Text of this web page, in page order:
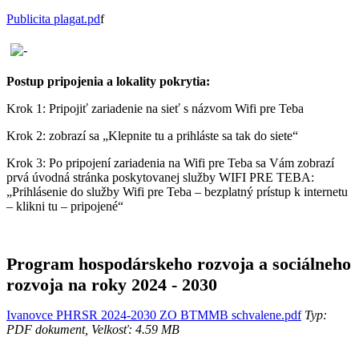
Publicita plagat.pdf
Postup pripojenia a lokality pokrytia:
Krok 1: Pripojiť zariadenie na sieť s názvom Wifi pre Teba
Krok 2: zobrazí sa „Klepnite tu a prihláste sa tak do siete“
Krok 3: Po pripojení zariadenia na Wifi pre Teba sa Vám zobrazí
prvá úvodná stránka poskytovanej služby WIFI PRE TEBA:
„Prihlásenie do služby Wifi pre Teba – bezplatný prístup k internetu
– klikni tu – pripojené“
Program hospodárskeho rozvoja a sociálneho
rozvoja na roky 2024 - 2030
Ivanovce PHRSR 2024-2030 ZO BTMMB schvalene.pdfTyp:
PDF dokument, Velkosť: 4.59 MB